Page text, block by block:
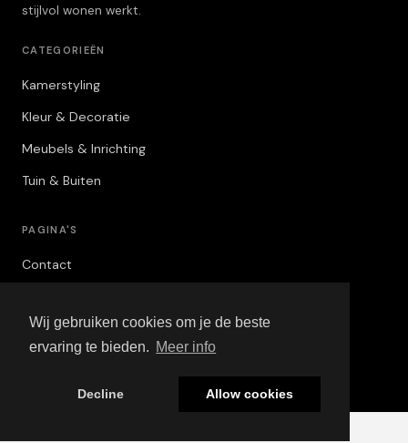
Wij gebruiken cookies om je de beste
ervaring te bieden. Meer info
Decline Allow cookies
stijlvol wonen werkt.
CATEGORIEËN
Kamerstyling
Kleur & Decoratie
Meubels & Inrichting
Tuin & Buiten
PAGINA'S
Contact
Algemene Voorwaarden
Adverteren